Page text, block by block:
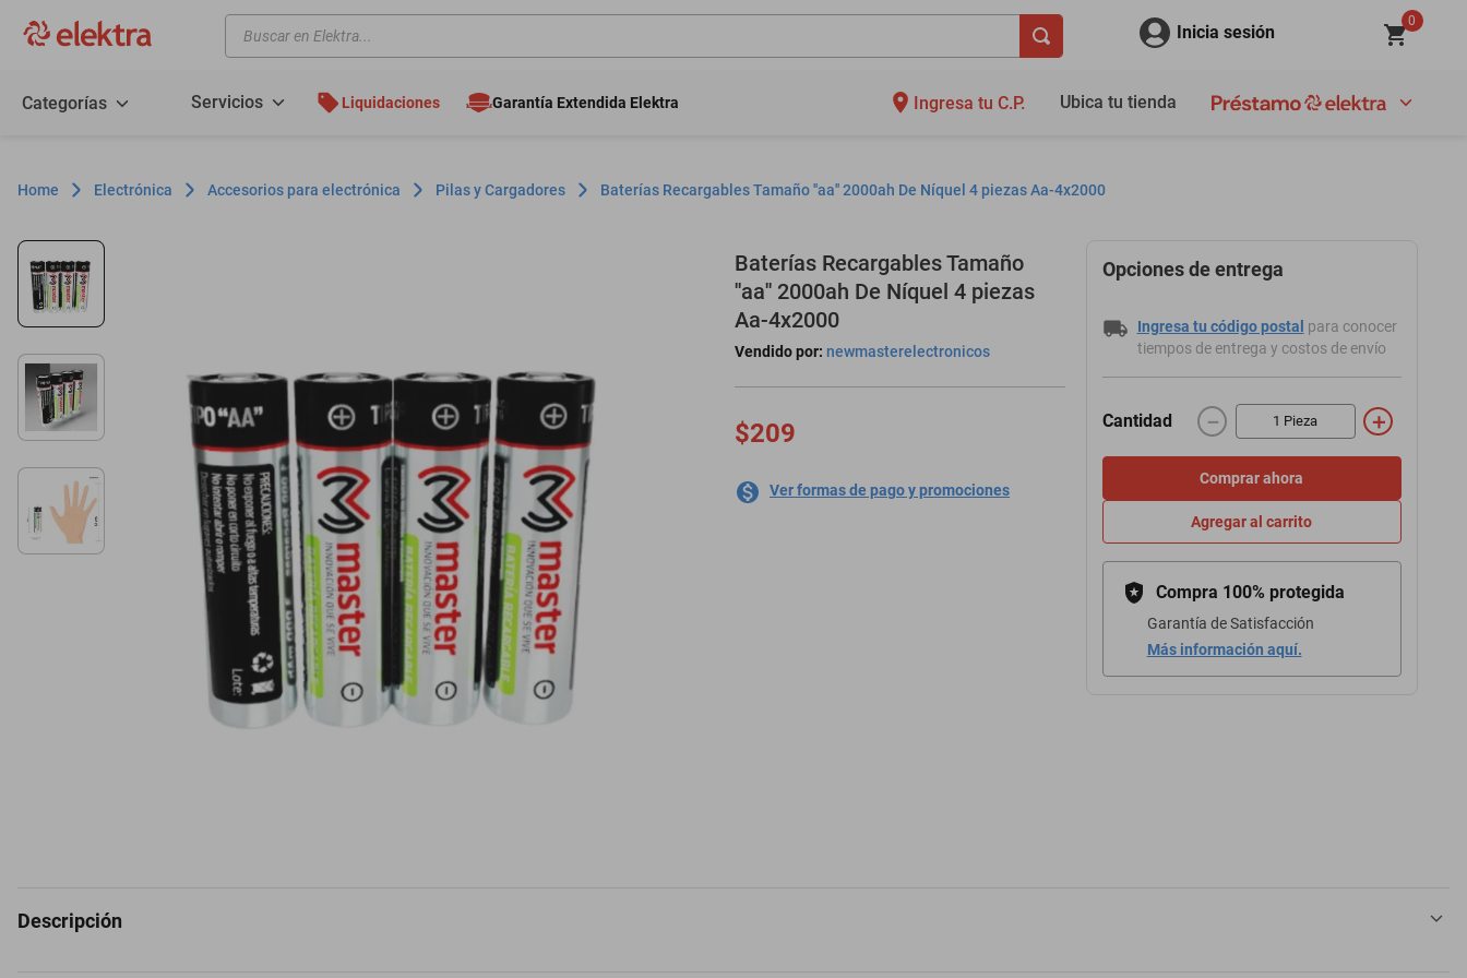
Buscar en Elektra... Inicia sesión
0
Categorías Servicios Liquidaciones Garantía Extendida Elektra Ingresa tu C.P. Ubica tu tienda
Electrónica Accesorios para electrónica Pilas y Cargadores Baterías Recargables Tamaño ''aa'' 2000ah De Níquel 4 piezas Aa-4x2000
Baterías Recargables Tamaño
''aa'' 2000ah De Níquel 4 piezas
Aa-4x2000
Vendido por: newmasterelectronicos
$209
Ver formas de pago y promociones
Opciones de entrega
Ingresa tu código postal para conocer
tiempos de entrega y costos de envío
Cantidad ＋
－
Comprar ahora
Agregar al carrito
Compra 100% protegida
Garantía de Satisfacción
Más información aquí.
Descripción
motos
minisplit